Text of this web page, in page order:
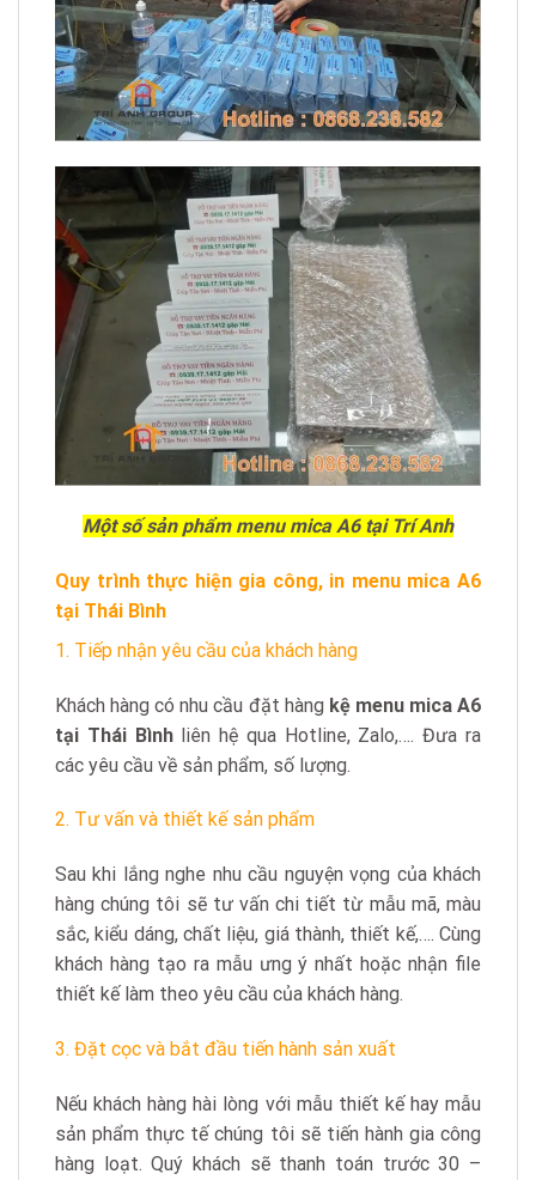
Một số sản phẩm menu mica A6 tại Trí Anh
Quy trình thực hiện gia công, in menu mica A6
tại Thái Bình
1. Tiếp nhận yêu cầu của khách hàng
Khách hàng có nhu cầu đặt hàng kệ menu mica A6
tại Thái Bìnhliên hệ qua Hotline, Zalo,…. Đưa ra
các yêu cầu về sản phẩm, số lượng.
2. Tư vấn và thiết kế sản phẩm
Sau khi lắng nghe nhu cầu nguyện vọng của khách
hàng chúng tôi sẽ tư vấn chi tiết từ mẫu mã, màu
sắc, kiểu dáng, chất liệu, giá thành, thiết kế,…. Cùng
khách hàng tạo ra mẫu ưng ý nhất hoặc nhận file
thiết kế làm theo yêu cầu của khách hàng.
3. Đặt cọc và bắt đầu tiến hành sản xuất
Nếu khách hàng hài lòng với mẫu thiết kế hay mẫu
sản phẩm thực tế chúng tôi sẽ tiến hành gia công
hàng loạt. Quý khách sẽ thanh toán trước 30 –